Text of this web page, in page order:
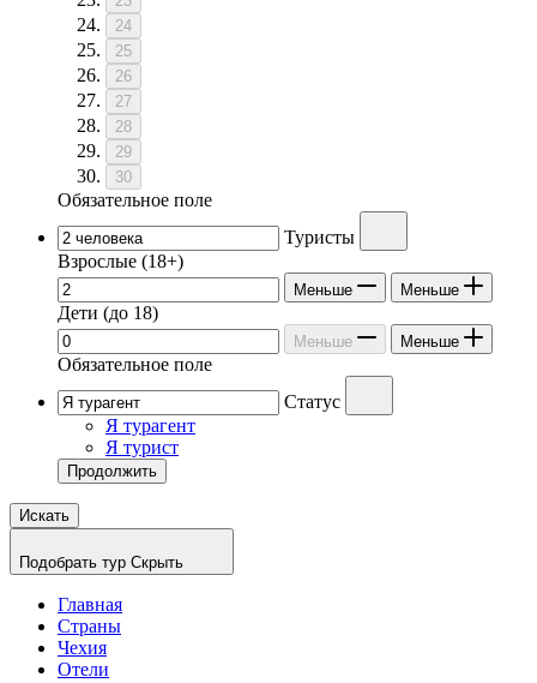
24
25
26
27
28
29
30
Обязательное поле
Туристы
Взрослые (18+)
Меньше Меньше
Дети (до 18)
Меньше Меньше
Обязательное поле
Статус
Я турагент
Я турист
Продолжить
Искать
Подобрать тур Скрыть
Главная
Страны
Чехия
Отели